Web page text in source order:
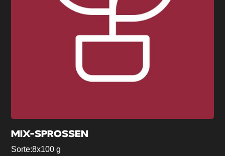
MIX-SPROSSEN
Sorte:8x100 g